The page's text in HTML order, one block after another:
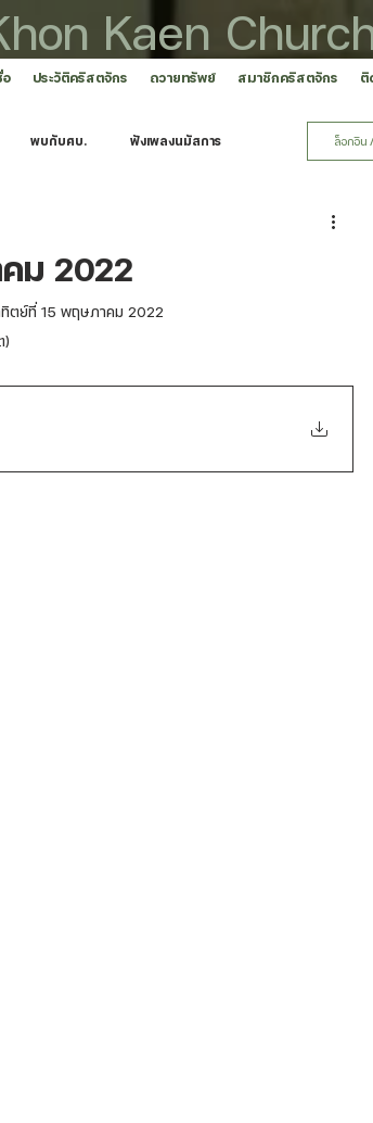
Kaen
อ ประวัติคริสตจักร ถวายทรัพย์ สมาชิกคริสตจักร ติ
พบกับศบ. ฟังเพลงนมัสการ ล็อกอิน
ม 2022
ทิตย์ที่ 15 พฤษภาคม 2022
)